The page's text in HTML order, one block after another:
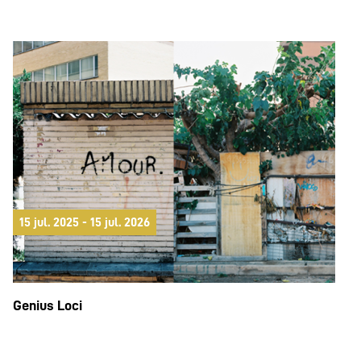
15 jul. 2025 - 15 jul. 2026
Genius Loci